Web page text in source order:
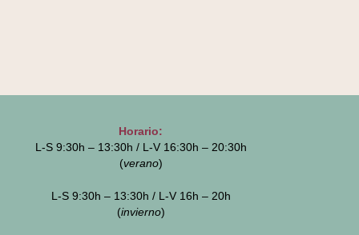
Horario:
L-S 9:30h – 13:30h / L-V 16:30h – 20:30h
(verano)
L-S 9:30h – 13:30h / L-V 16h – 20h
(invierno)